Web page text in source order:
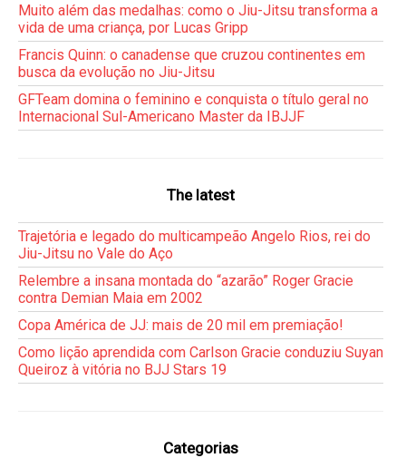
Muito além das medalhas: como o Jiu-Jitsu transforma a
vida de uma criança, por Lucas Gripp
Francis Quinn: o canadense que cruzou continentes em
busca da evolução no Jiu-Jitsu
GFTeam domina o feminino e conquista o título geral no
Internacional Sul-Americano Master da IBJJF
The latest
Trajetória e legado do multicampeão Angelo Rios, rei do
Jiu-Jitsu no Vale do Aço
Relembre a insana montada do “azarão” Roger Gracie
contra Demian Maia em 2002
Copa América de JJ: mais de 20 mil em premiação!
Como lição aprendida com Carlson Gracie conduziu Suyan
Queiroz à vitória no BJJ Stars 19
Categorias